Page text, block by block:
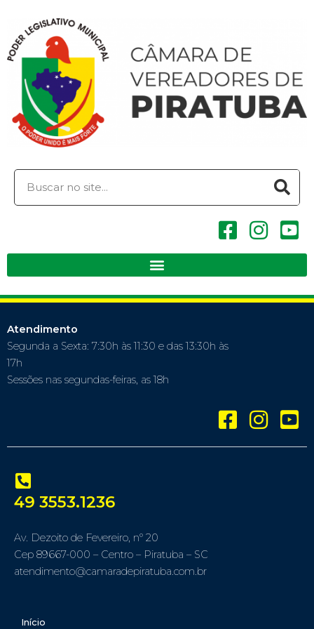
Atendimento
Segunda a Sexta: 7:30h às 11:30 e das 13:30h às
17h
Sessões nas segundas-feiras, as 18h
49 3553.1236
Av. Dezoito de Fevereiro, nº 20
Cep 89667-000 – Centro – Piratuba – SC
atendimento@camaradepiratuba.com.br
Início